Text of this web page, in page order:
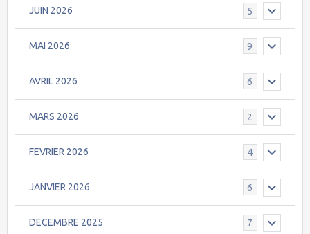
JUIN 2026 5
MAI 2026 9
AVRIL 2026 6
MARS 2026 2
FEVRIER 2026 4
JANVIER 2026 6
DECEMBRE 2025 7